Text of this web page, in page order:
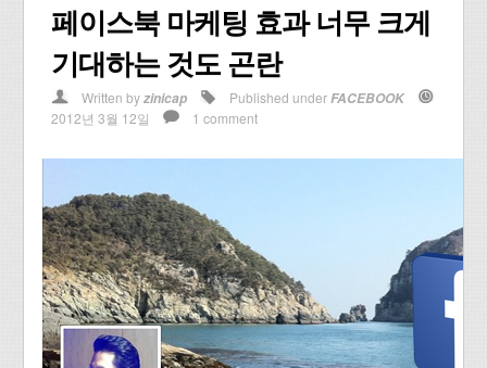
페이스북 마케팅 효과 너무 크게
기대하는 것도 곤란
Written byzinicap Published underFACEBOOK
2012년 3월 12일
1 comment